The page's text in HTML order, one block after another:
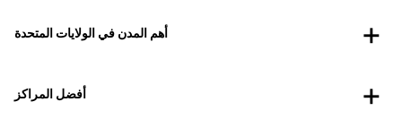
أهم المدن في الولايات المتحدة
أفضل المراكز